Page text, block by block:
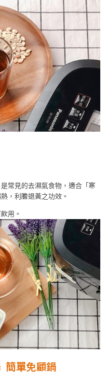
常見的去濕氣食物，適合「寒
，利膽退黃之功效。
用。
簡單免顧鍋